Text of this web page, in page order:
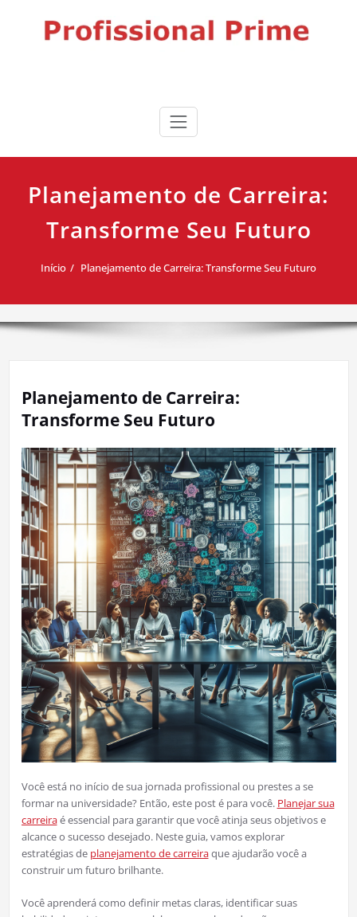
Profissional Prime
impulsionar sua carreira.
Planejamento de Carreira:
Transforme Seu Futuro
Início Planejamento de Carreira: Transforme Seu Futuro
Planejamento de Carreira:
Transforme Seu Futuro
Você está no início de sua jornada profissional ou prestes a se
formar na universidade? Então, este post é para você. Planejar sua
carreiraé essencial para garantir que você atinja seus objetivos e
alcance o sucesso desejado. Neste guia, vamos explorar
estratégias de planejamento de carreiraque ajudarão você a
construir um futuro brilhante.
Você aprenderá como definir metas claras, identificar suas